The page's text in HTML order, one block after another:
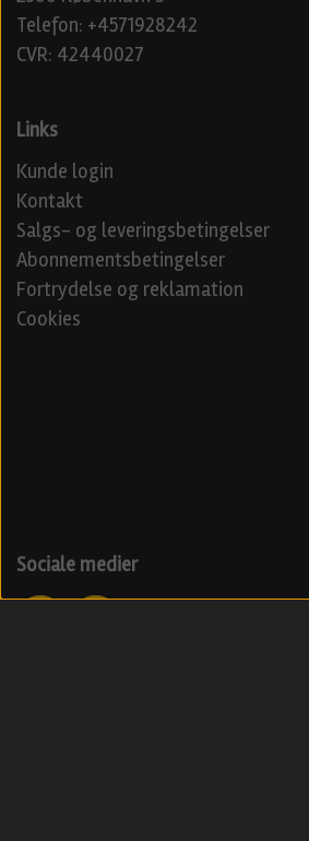
Telefon: +4571928242
CVR: 42440027
Links
Kunde login
Kontakt
Salgs- og leveringsbetingelser
Abonnementsbetingelser
Fortrydelse og reklamation
Cookies
Sociale medier